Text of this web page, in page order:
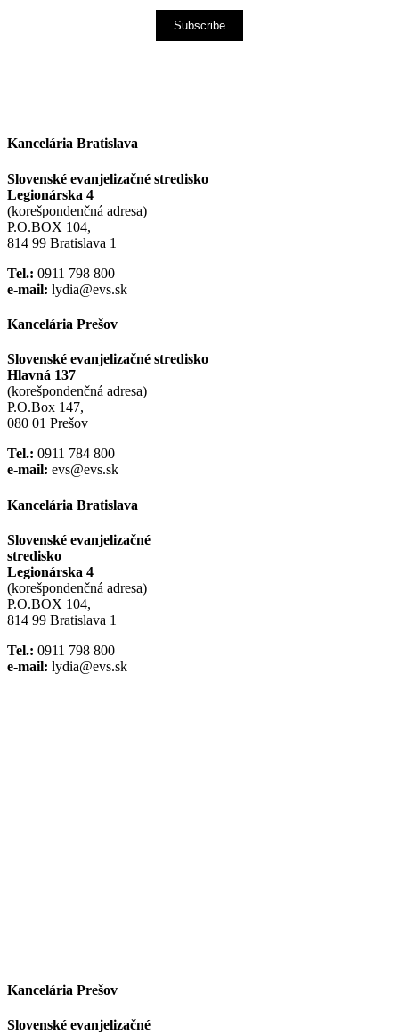
Subscribe
Kancelária Bratislava
Slovenské evanjelizačné stredisko
Legionárska 4
(korešpondenčná adresa)
P.O.BOX 104,
814 99 Bratislava 1
Tel.: 0911 798 800
e-mail: lydia@evs.sk
Kancelária Prešov
Slovenské evanjelizačné stredisko
Hlavná 137
(korešpondenčná adresa)
P.O.Box 147,
080 01 Prešov
Tel.: 0911 784 800
e-mail: evs@evs.sk
Kancelária Bratislava
Slovenské evanjelizačné
stredisko
Legionárska 4
(korešpondenčná adresa)
P.O.BOX 104,
814 99 Bratislava 1
Tel.: 0911 798 800
e-mail: lydia@evs.sk
Kancelária Prešov
Slovenské evanjelizačné